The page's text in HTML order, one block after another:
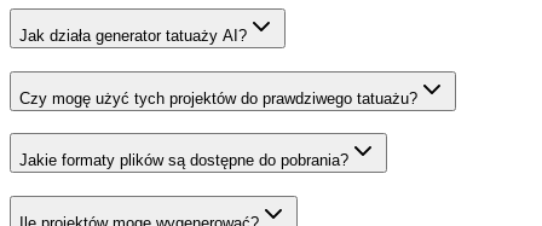
Jak działa generator tatuaży AI?
Czy mogę użyć tych projektów do prawdziwego tatuażu?
Jakie formaty plików są dostępne do pobrania?